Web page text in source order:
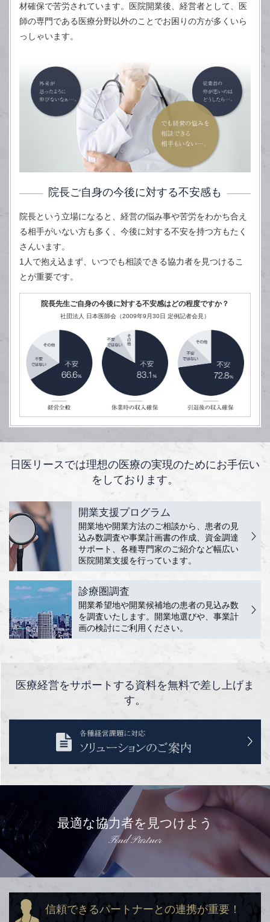
材確保で苦労されています。医院開業後、経営者として、医
師の専門である医療分野以外のことでお困りの方が多くいら
っしゃいます。
院長ご自身の今後に対する不安感も
院長という立場になると、経営の悩み事や苦労をわかち合え
る相手がいない方も多く、今後に対する不安を持つ方もたく
さんいます。
1人で抱え込まず、いつでも相談できる協力者を見つけるこ
とが重要です。
院長先生ご自身の今後に対する不安感はどの程度ですか？
社団法人 日本医師会（2009年9月30日 定例記者会見）
日医リースでは理想の医療の実現のためにお手伝い
をしております。
開業支援プログラム
開業地や開業方法のご相談から、患者の見
込み数調査や事業計画書の作成、資金調達
サポート、各種専門家のご紹介など幅広い
医院開業支援を行っています。
診療圏調査
開業希望地や開業候補地の患者の見込み数
を調査いたします。開業地選びや、事業計
画の検討にご利用ください。
医療経営をサポートする資料を無料で差し上げま
す。
最適な協力者を見つけよう
Find Partner
信頼できるパートナーとの連携が重要！‎